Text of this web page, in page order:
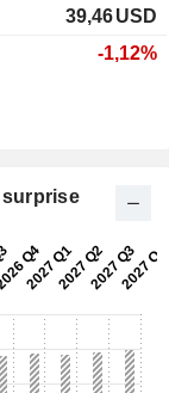
39,46USD
-1,12%